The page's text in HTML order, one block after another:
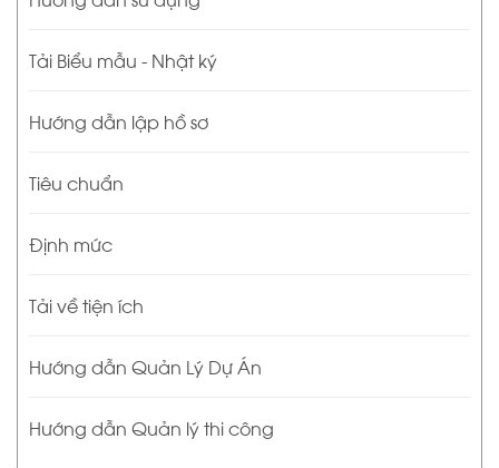
Tải Biểu mẫu - Nhật ký
Hướng dẫn lập hồ sơ
Tiêu chuẩn
Định mức
Tải về tiện ích
Hướng dẫn Quản Lý Dự Án
Hướng dẫn Quản lý thi công